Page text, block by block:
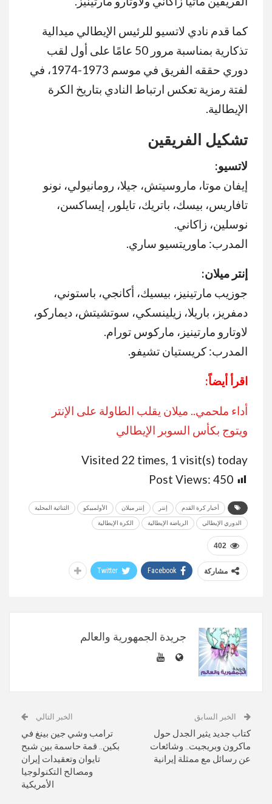
كما قدم نادي لاتسيو للرئيس الإيطالي ميدالية
تذكارية بمناسبة مرور 50 عامًا على أول لقب
دوري حققه الفريق في موسم 1973-1974، في
لفتة رمزية تعكس ارتباط النادي بتاريخ الكرة
الإيطالية.
تشكيل الفريقين
لاتسيو:
إيفان موتا، ماروسيتش، جيلا، رومانيولي، نونو
تافاريس، بيسك، باتريك، تايلور، إيساكسن،
نوسلين، زاكاني.
المدرب: ماوريتسيو ساري.
إنتر ميلان:
جوزيب مارتينيز، بيسيك، أكانجي، باستوني،
دمفريز، باريلا، زيلينسكي، سوتشيتش، ديماركو،
لاوتارو مارتينيز، ماركوس تورام.
المدرب: كريستيان تشيفو.
اقرأ أيضاً:
أداء ملحمي.. ميلان يقلب الطاولة على الإنتر
ويتوج بكأس السوبر الإيطالي
Visited 22 times, 1 visit(s) today
Post Views: 450
أخبار كرة القدم إنتر إنتر ميلان الأولمبيكو الثنائية المحلية
الدوري الإيطالي الرياضة الإيطالية الكرة الإيطالية
402
مشاركة Facebook
Twitter
جريدة الجمهورية والعالم
الخبر السابق
كتاب جديد يثير الجدل حول
ماكرون وبريجيت.. وشائعات
عن رسائل مع ممثلة إيرانية
الخبر التالي
ترامب وشي جين بينغ في
بكين.. قمة حاسمة بين شبح
تايوان وتعقيدات إيران
ومصالح التكنولوجيا
الأمريكية